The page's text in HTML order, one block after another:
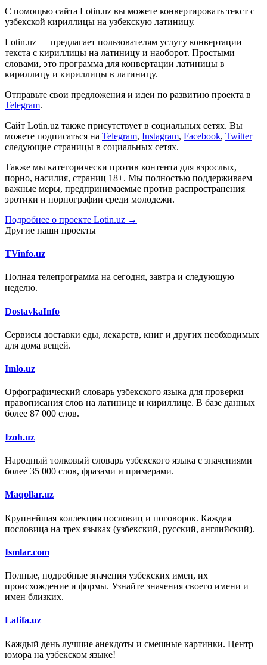
С помощью сайта Lotin.uz вы можете конвертировать текст с
узбекской кириллицы на узбекскую латиницу.
Lotin.uz — предлагает пользователям услугу конвертации
текста с кириллицы на латиницу и наоборот. Простыми
словами, это программа для конвертации латиницы в
кириллицу и кириллицы в латиницу.
Отправьте свои предложения и идеи по развитию проекта в
Telegram.
Сайт Lotin.uz также присутствует в социальных сетях. Вы
можете подписаться на Telegram, Instagram, Facebook, Twitter
следующие страницы в социальных сетях.
Также мы категорически против контента для взрослых,
порно, насилия, страниц 18+. Мы полностью поддерживаем
важные меры, предпринимаемые против распространения
эротики и порнографии среди молодежи.
Подробнее о проекте Lotin.uz →
Другие наши проекты
TVinfo.uz
Полная телепрограмма на сегодня, завтра и следующую
неделю.
DostavkaInfo
Сервисы доставки еды, лекарств, книг и других необходимых
для дома вещей.
Imlo.uz
Орфографический словарь узбекского языка для проверки
правописания слов на латинице и кириллице. В базе данных
более 87 000 слов.
Izoh.uz
Народный толковый словарь узбекского языка с значениями
более 35 000 слов, фразами и примерами.
Maqollar.uz
Крупнейшая коллекция пословиц и поговорок. Каждая
пословица на трех языках (узбекский, русский, английский).
Ismlar.com
Полные, подробные значения узбекских имен, их
происхождение и формы. Узнайте значения своего имени и
имен близких.
Latifa.uz
Каждый день лучшие анекдоты и смешные картинки. Центр
юмора на узбекском языке!